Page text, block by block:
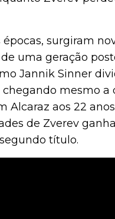
surgiram
uma geração
Jannik Sinner
mesmo
Alcaraz aos 22
de Zverev
título.